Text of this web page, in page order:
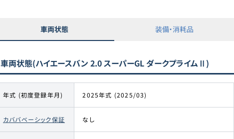
車両状態 装備・消耗品
車両状態(ハイエースバン 2.0 スーパーGL ダークプライムⅡ)
年式 (初度登録年月) 2025年式 (2025/03)
カババベーシック保証 なし